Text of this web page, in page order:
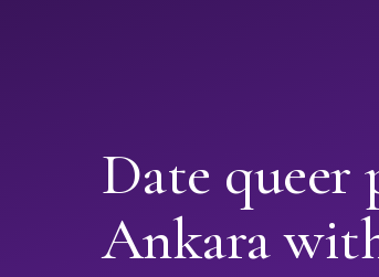
Date queer
Ankara